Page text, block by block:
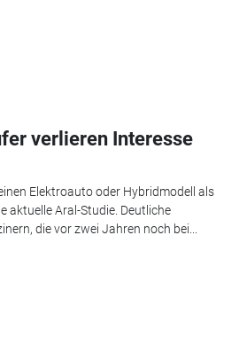
verlieren Interesse
Elektroauto oder Hybridmodell als
aktuelle Aral-Studie. Deutliche
die vor zwei Jahren noch bei...